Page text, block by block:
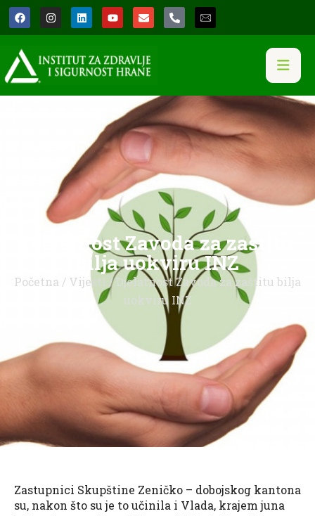
Djelatnost Zavoda za zaštitu
bilja uokviru INZ
Početna / Vijesti / Djelatnost Zavoda za zaštitu bilja
uokviru INZ
Zastupnici Skupštine Zeničko – dobojskog kantona
su, nakon što su je to učinila i Vlada, krajem juna